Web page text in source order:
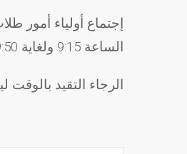
الساعة 9:15 ولغاية 9:50 في قاعة الاجتماعات في قسم المتوسط.
الرجاء التقيد